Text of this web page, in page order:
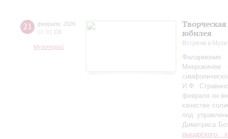
21 февраля 2026
18:30 Сб
Музиторий
юбилея
Встречи в
Мееровичем
И.Ф.
февраля он
качестве
под
Димитриса
рыцарского